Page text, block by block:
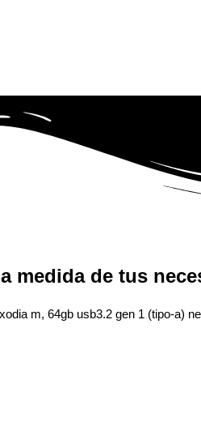
medida de tus
m, 64gb usb3.2 gen 1 (tipo-a)